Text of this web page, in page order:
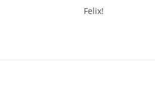
Felix!